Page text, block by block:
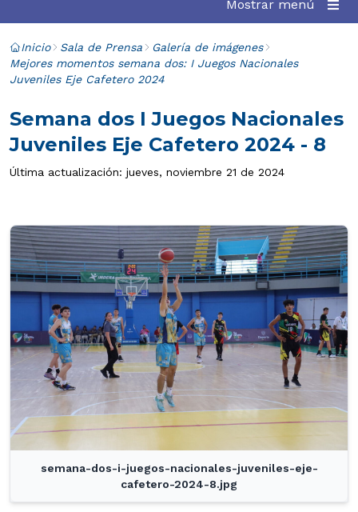
Mostrar menú
Inicio Sala de Prensa
Galería de imágenes
Mejores momentos semana dos: I Juegos Nacionales
Juveniles Eje Cafetero 2024
Semana dos I Juegos Nacionales
Juveniles Eje Cafetero 2024 - 8
Última actualización: jueves, noviembre 21 de 2024
semana-dos-i-juegos-nacionales-juveniles-eje-
cafetero-2024-8.jpg